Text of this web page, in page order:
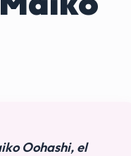
Oohashi, el